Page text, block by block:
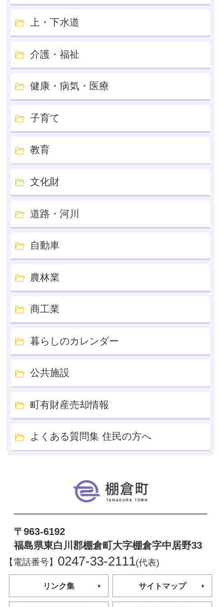
上・下水道
介護・福祉
健康・病気・医療
子育て
教育
文化財
道路・河川
自動車
農林業
商工業
暮らしのカレンダー
公共施設
町有財産売却情報
よくある質問集 住民の方へ
〒963-6192
福島県東白川郡棚倉町大字棚倉字中居野33
【電話番号】 0247-33-2111(代表)
リンク集 サイトマップ